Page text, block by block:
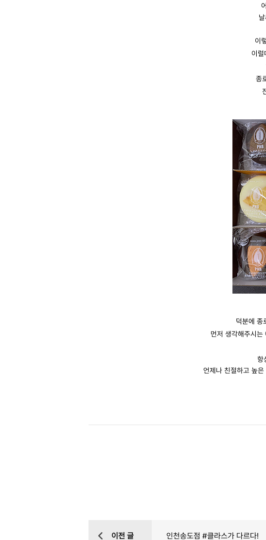
이
이
종
덕분에 종
먼저 생각해주시
항
언제나 친절하고 높
이전 글 인천송도점 #클라스가 다르다!